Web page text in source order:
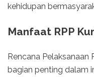
kehidupan
Manfaat RPP
Rencana Pelaksanaan
bagian penting dalam